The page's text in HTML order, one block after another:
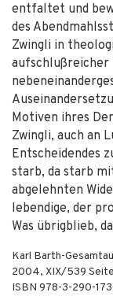
entfaltet und
des
Zwingli in
aufschlußreicher
Motiven ihres
Zwingli, auch an
Entscheidendes
starb, da starb
abgelehnten
lebendige, der
Was übrigblieb,
Karl Barth-
2004, XIX/539
ISBN 978-3-290-